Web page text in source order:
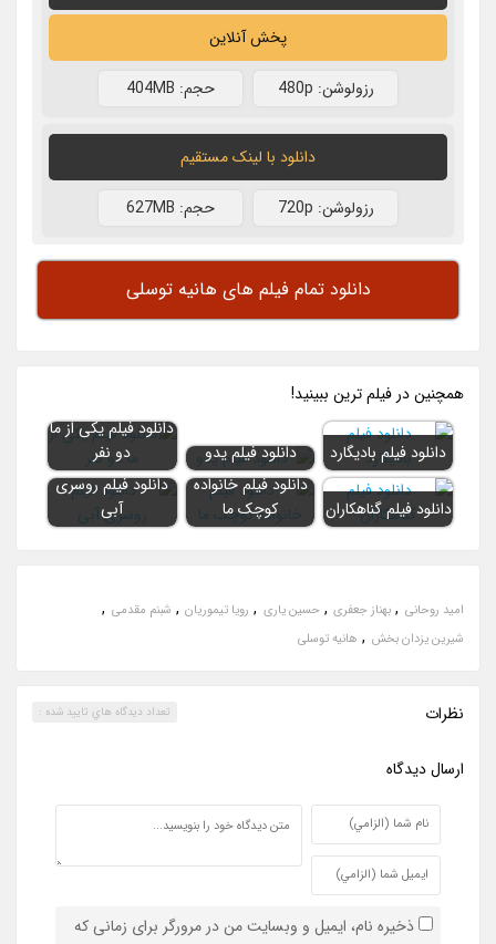
پخش آنلاین
رزولوشن: 480p حجم: 404MB
دانلود با لينک مستقيم
رزولوشن: 720p حجم: 627MB
دانلود تمام فیلم های هانیه توسلی
همچنين در فيلم ترين ببينيد!
دانلود فیلم بادیگارد دانلود فیلم یدو
دانلود فیلم یکی از ما
دو نفر
دانلود فیلم گناهکاران
دانلود فیلم خانواده
کوچک ما
دانلود فیلم روسری
آبی
امید روحانی , بهناز جعفری ,حسین یاری , رویا تیموریان , شبنم مقدمی ,
شیرین یزدان بخش , هانیه توسلی
نظرات تعداد ديدگاه هاي تاييد شده :
ارسال ديدگاه
ذخیره نام، ایمیل و وبسایت من در مرورگر برای زمانی که